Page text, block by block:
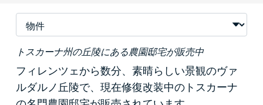
トスカーナ州の丘陵にある農園邸宅が販売中
フィレンツェから数分、素晴らしい景観のヴァ
ルダルノ丘陵で、現在修復改装中のトスカーナ